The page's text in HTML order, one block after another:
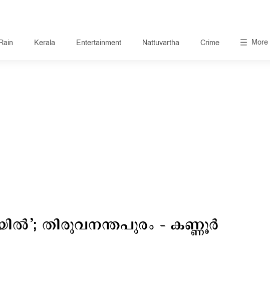
Kerala Entertainment Nattuvartha Crime More
തിരുവനന്തപുരം – കണ്ണൂര്‍